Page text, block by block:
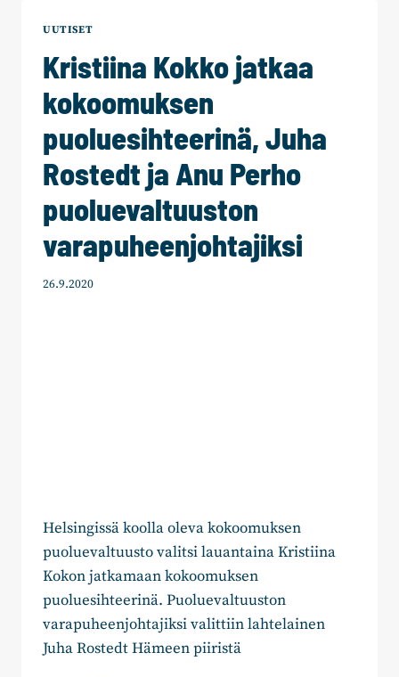
UUTISET
Kristiina Kokko jatkaa
kokoomuksen
puoluesihteerinä, Juha
Rostedt ja Anu Perho
puoluevaltuuston
varapuheenjohtajiksi
26.9.2020
Helsingissä koolla oleva kokoomuksen
puoluevaltuusto valitsi lauantaina Kristiina
Kokon jatkamaan kokoomuksen
puoluesihteerinä. Puoluevaltuuston
varapuheenjohtajiksi valittiin lahtelainen
Juha Rostedt Hämeen piiristä